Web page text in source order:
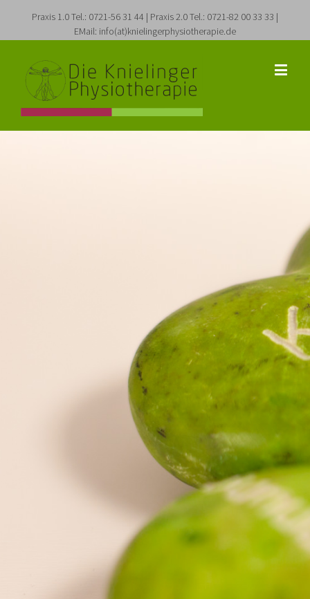
Praxis 1.0 Tel.: 0721-56 31 44 | Praxis 2.0 Tel.: 0721-82 00 33 33 |
EMail: info(at)knielingerphysiotherapie.de